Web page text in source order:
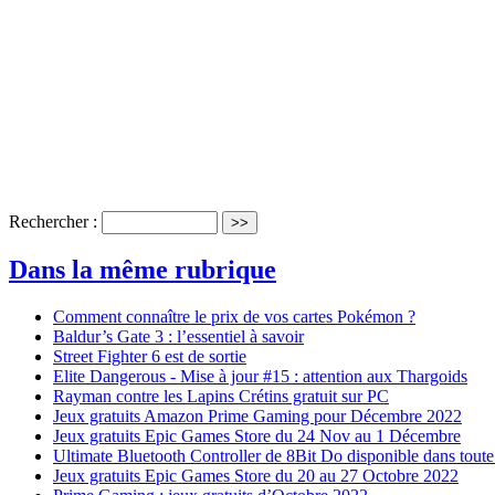
Rechercher :
Dans la même rubrique
Comment connaître le prix de vos cartes Pokémon ?
Baldur’s Gate 3 : l’essentiel à savoir
Street Fighter 6 est de sortie
Elite Dangerous - Mise à jour #15 : attention aux Thargoids
Rayman contre les Lapins Crétins gratuit sur PC
Jeux gratuits Amazon Prime Gaming pour Décembre 2022
Jeux gratuits Epic Games Store du 24 Nov au 1 Décembre
Ultimate Bluetooth Controller de 8Bit Do disponible dans toute
Jeux gratuits Epic Games Store du 20 au 27 Octobre 2022